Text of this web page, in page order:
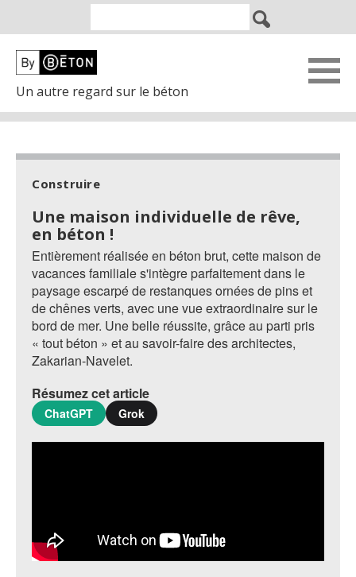
Un autre regard sur le béton
Construire
Une maison individuelle de rêve,
en béton !
Entièrement réalisée en béton brut, cette maison de
vacances familiale s'intègre parfaitement dans le
paysage escarpé de restanques ornées de pins et
de chênes verts, avec une vue extraordinaire sur le
bord de mer. Une belle réussite, grâce au parti pris
« tout béton » et au savoir-faire des architectes,
Zakarian-Navelet.
Résumez cet article
ChatGPT Grok